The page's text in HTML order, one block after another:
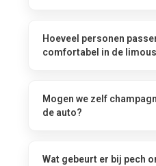
Hoeveel personen
comfortabel in de
Mogen we zelf
de auto?
Wat gebeurt er bij pech